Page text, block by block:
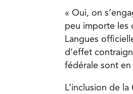
« Oui, on
peu importe les
Langues
d’effet
fédérale sont en
L’inclusion de